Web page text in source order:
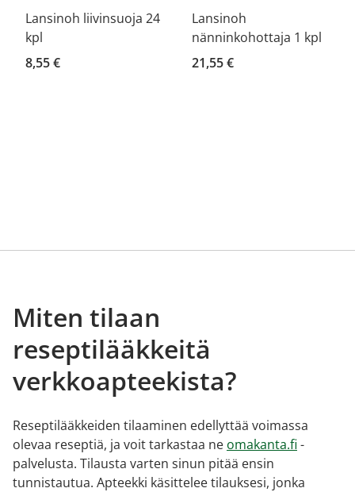
Lansinoh liivinsuoja 24
kpl
8,55 €
Lansinoh
nänninkohottaja 1 kpl
21,55 €
Miten tilaan
reseptilääkkeitä
verkkoapteekista?
Reseptilääkkeiden tilaaminen edellyttää voimassa
olevaa reseptiä, ja voit tarkastaa ne omakanta.fi -
palvelusta. Tilausta varten sinun pitää ensin
tunnistautua. Apteekki käsittelee tilauksesi, jonka